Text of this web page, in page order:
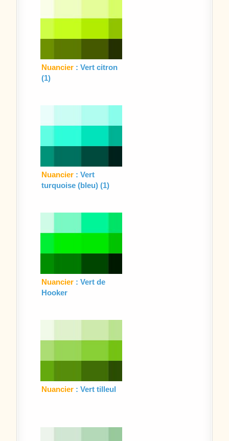
Nuancier : Vert citron
(1)
Nuancier : Vert
turquoise (bleu) (1)
Nuancier : Vert de
Hooker
Nuancier : Vert tilleul